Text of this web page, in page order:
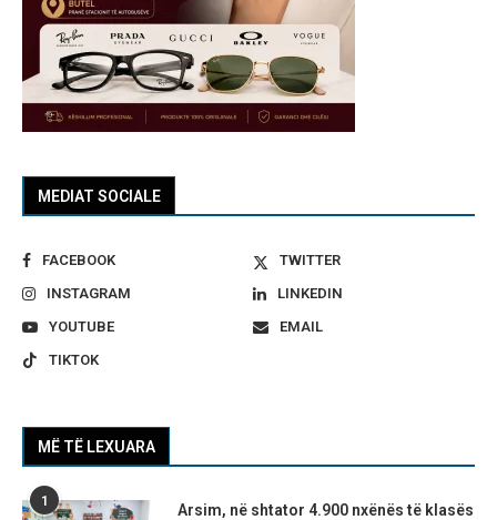
MEDIAT SOCIALE
FACEBOOK
TWITTER
INSTAGRAM
LINKEDIN
YOUTUBE
EMAIL
TIKTOK
MË TË LEXUARA
1
Arsim, në shtator 4.900 nxënës të klasës